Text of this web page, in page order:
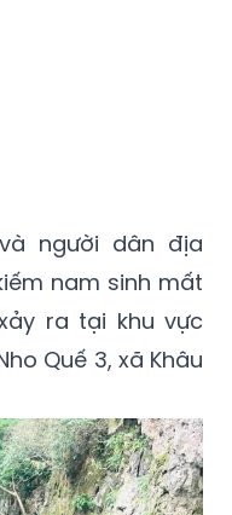
người dân địa
nam sinh mất
ra tại khu vực
Quế 3, xã Khâu